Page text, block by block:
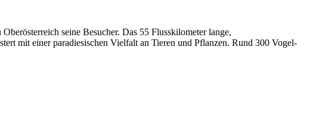
seine Besucher. Das 55 Flusskilometer lange,
mit einer paradiesischen Vielfalt an Tieren und Pflanzen. Rund 300 Vogel-